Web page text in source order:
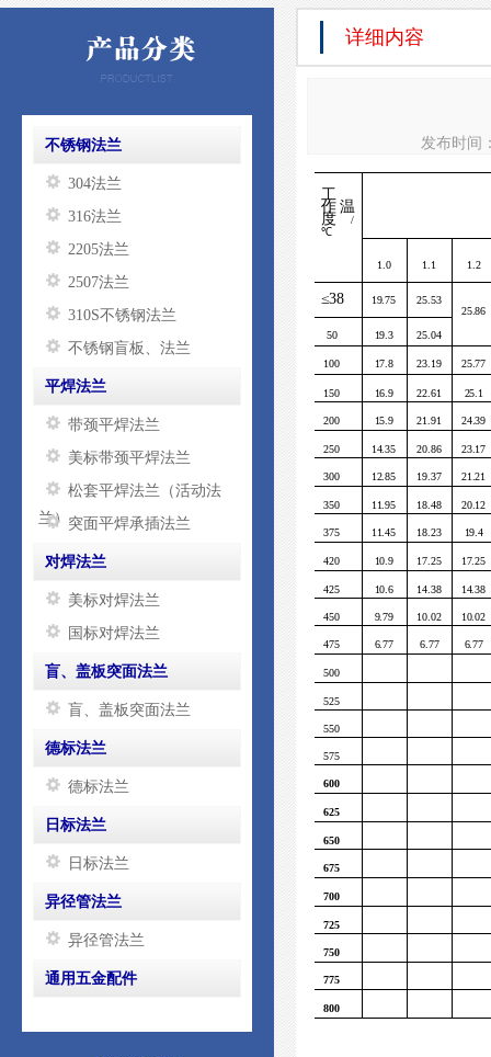
不锈钢法兰
304法兰
316法兰
2205法兰
2507法兰
310S不锈钢法兰
不锈钢盲板、法兰
平焊法兰
带颈平焊法兰
美标带颈平焊法兰
松套平焊法兰（活动法
兰） 突面平焊承插法兰
对焊法兰
美标对焊法兰
国标对焊法兰
盲、盖板突面法兰
盲、盖板突面法兰
德标法兰
德标法兰
日标法兰
日标法兰
异径管法兰
异径管法兰
通用五金配件
详细内容
发布时间
工
作 温
度
/
℃
1.0 1.1 1.2
≤38 19.75
25.53
25.86
50 19.3 25.04
100 17.8 23.19 25.77
150 16.9 22.61 25.1
200 15.9 21.91 24.39
250 14.35 20.86 23.17
300 12.85 19.37 21.21
350 11.95 18.48 20.12
375 11.45 18.23 19.4
420 10.9 17.25 17.25
425 10.6 14.38 14.38
450 9.79 10.02 10.02
475 6.77 6.77 6.77
500
525
550
575
600
625
650
675
700
725
750
775
800